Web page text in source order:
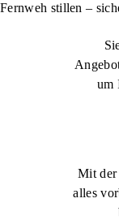
Fernweh stillen –
um
Mit der
alles